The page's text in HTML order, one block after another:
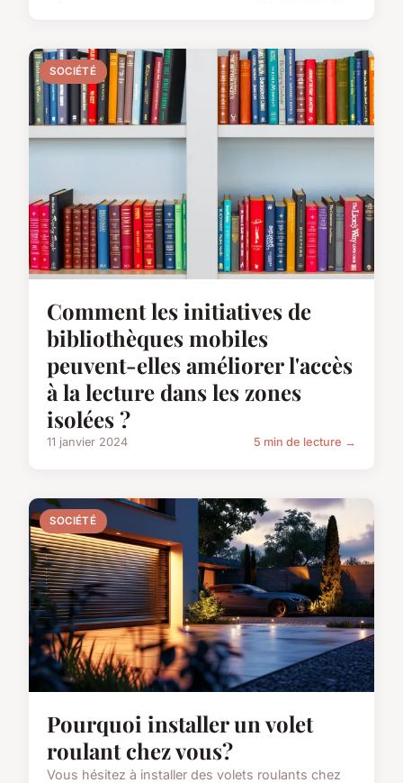
SOCIÉTÉ
Comment les initiatives de
bibliothèques mobiles
peuvent-elles améliorer l'accès
à la lecture dans les zones
isolées ?
11 janvier 2024 5 min de lecture →
SOCIÉTÉ
Pourquoi installer un volet
roulant chez vous?
Vous hésitez à installer des volets roulants chez